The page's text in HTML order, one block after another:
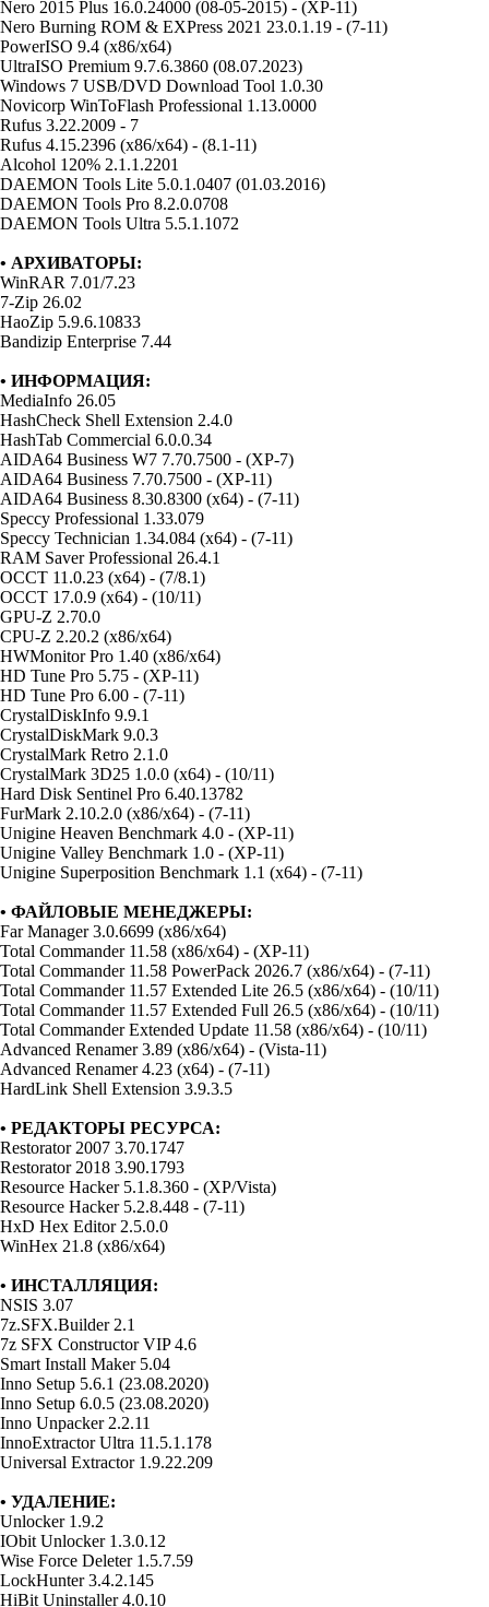
Nero 2015 Plus 16.0.24000 (08-05-2015) - (XP-11)
Nero Burning ROM & EXPress 2021 23.0.1.19 - (7-11)
PowerISO 9.4 (x86/x64)
UltraISO Premium 9.7.6.3860 (08.07.2023)
Windows 7 USB/DVD Download Tool 1.0.30
Novicorp WinToFlash Professional 1.13.0000
Rufus 3.22.2009 - 7
Rufus 4.15.2396 (x86/x64) - (8.1-11)
Alcohol 120% 2.1.1.2201
DAEMON Tools Lite 5.0.1.0407 (01.03.2016)
DAEMON Tools Pro 8.2.0.0708
DAEMON Tools Ultra 5.5.1.1072
• АРХИВАТОРЫ:
WinRAR 7.01/7.23
7-Zip 26.02
HaoZip 5.9.6.10833
Bandizip Enterprise 7.44
• ИНФОРМАЦИЯ:
MediaInfo 26.05
HashCheck Shell Extension 2.4.0
HashTab Commercial 6.0.0.34
AIDA64 Business W7 7.70.7500 - (XP-7)
AIDA64 Business 7.70.7500 - (XP-11)
AIDA64 Business 8.30.8300 (x64) - (7-11)
Speccy Professional 1.33.079
Speccy Technician 1.34.084 (x64) - (7-11)
RAM Saver Professional 26.4.1
OCCT 11.0.23 (x64) - (7/8.1)
OCCT 17.0.9 (x64) - (10/11)
GPU-Z 2.70.0
CPU-Z 2.20.2 (x86/x64)
HWMonitor Pro 1.40 (x86/x64)
HD Tune Pro 5.75 - (XP-11)
HD Tune Pro 6.00 - (7-11)
CrystalDiskInfo 9.9.1
CrystalDiskMark 9.0.3
CrystalMark Retro 2.1.0
CrystalMark 3D25 1.0.0 (x64) - (10/11)
Hard Disk Sentinel Pro 6.40.13782
FurMark 2.10.2.0 (x86/x64) - (7-11)
Unigine Heaven Benchmark 4.0 - (XP-11)
Unigine Valley Benchmark 1.0 - (XP-11)
Unigine Superposition Benchmark 1.1 (x64) - (7-11)
• ФАЙЛОВЫЕ МЕНЕДЖЕРЫ:
Far Manager 3.0.6699 (x86/x64)
Total Commander 11.58 (x86/x64) - (XP-11)
Total Commander 11.58 PowerPack 2026.7 (x86/x64) - (7-11)
Total Commander 11.57 Extended Lite 26.5 (x86/x64) - (10/11)
Total Commander 11.57 Extended Full 26.5 (x86/x64) - (10/11)
Total Commander Extended Update 11.58 (x86/x64) - (10/11)
Advanced Renamer 3.89 (x86/x64) - (Vista-11)
Advanced Renamer 4.23 (x64) - (7-11)
HardLink Shell Extension 3.9.3.5
• РЕДАКТОРЫ РЕСУРСА:
Restorator 2007 3.70.1747
Restorator 2018 3.90.1793
Resource Hacker 5.1.8.360 - (XP/Vista)
Resource Hacker 5.2.8.448 - (7-11)
HxD Hex Editor 2.5.0.0
WinHex 21.8 (x86/x64)
• ИНСТАЛЛЯЦИЯ:
NSIS 3.07
7z.SFX.Builder 2.1
7z SFX Constructor VIP 4.6
Smart Install Maker 5.04
Inno Setup 5.6.1 (23.08.2020)
Inno Setup 6.0.5 (23.08.2020)
Inno Unpacker 2.2.11
InnoExtractor Ultra 11.5.1.178
Universal Extractor 1.9.22.209
• УДАЛЕНИЕ:
Unlocker 1.9.2
IObit Unlocker 1.3.0.12
Wise Force Deleter 1.5.7.59
LockHunter 3.4.2.145
HiBit Uninstaller 4.0.10